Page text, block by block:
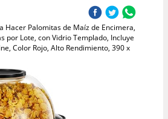
Hacer Palomitas de Maíz de Encimera,
por Lote, con Vidrio Templado, Incluye
Color Rojo, Alto Rendimiento, 390 x